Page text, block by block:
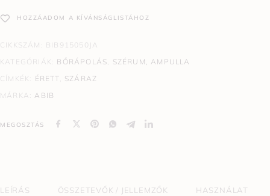
HOZZÁADOM A KÍVÁNSÁGLISTÁHOZ
CIKKSZÁM: BIB915050JA
KATEGÓRIÁK: BŐRÁPOLÁS, SZÉRUM, AMPULLA
CÍMKÉK: ÉRETT, SZÁRAZ
MÁRKA:ABIB
MEGOSZTÁS
LEÍRÁS ÖSSZETEVŐK / JELLEMZŐK HASZNÁLAT